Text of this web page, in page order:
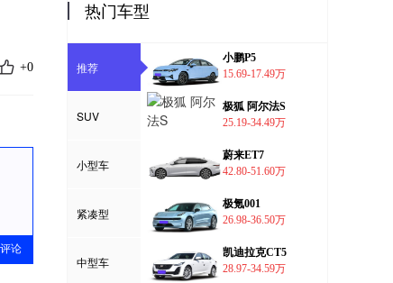
+0
论
热门车型
推荐
SUV
小型车
紧凑型
中型车
小鹏P5
15.69-17.49万
极狐 阿尔法S
25.19-34.49万
蔚来ET7
42.80-51.60万
极氪001
26.98-36.50万
凯迪拉克CT5
28.97-34.59万